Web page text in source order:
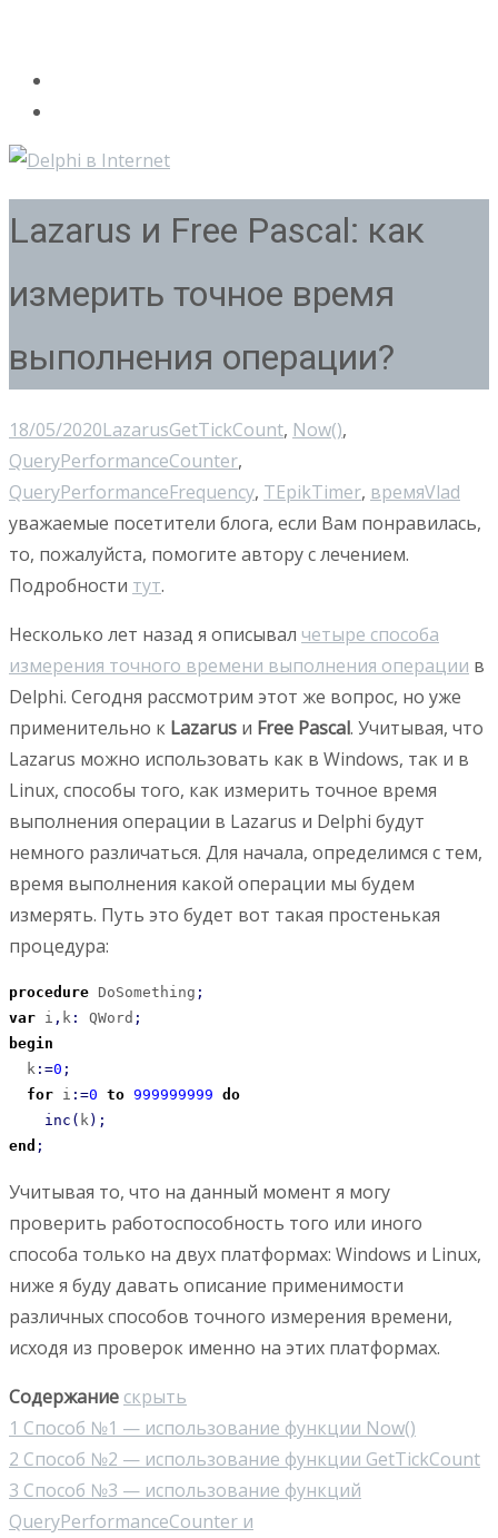
Lazarus и Free Pascal: как
измерить точное время
выполнения операции?
18/05/2020LazarusGetTickCount, Now(),
QueryPerformanceCounter,
QueryPerformanceFrequency, TEpikTimer, времяVlad
уважаемые посетители блога, если Вам понравилась,
то, пожалуйста, помогите автору с лечением.
Подробности тут.
Несколько лет назад я описывал четыре способа
измерения точного времени выполнения операции в
Delphi. Сегодня рассмотрим этот же вопрос, но уже
применительно к Lazarus и Free Pascal. Учитывая, что
Lazarus можно использовать как в Windows, так и в
Linux, способы того, как измерить точное время
выполнения операции в Lazarus и Delphi будут
немного различаться. Для начала, определимся с тем,
время выполнения какой операции мы будем
измерять. Путь это будет вот такая простенькая
процедура:
procedure DoSomething ;
var i , k : QWord ;
begin
  k
: =0 ;
for i : =0 to 999999999 do
inc ( k ) ;
end ;
Учитывая то, что на данный момент я могу
проверить работоспособность того или иного
способа только на двух платформах: Windows и Linux,
ниже я буду давать описание применимости
различных способов точного измерения времени,
исходя из проверок именно на этих платформах.
Содержание скрыть
1 Способ №1 — использование функции Now()
2 Способ №2 — использование функции GetTickCount
3 Способ №3 — использование функций
QueryPerformanceCounter и